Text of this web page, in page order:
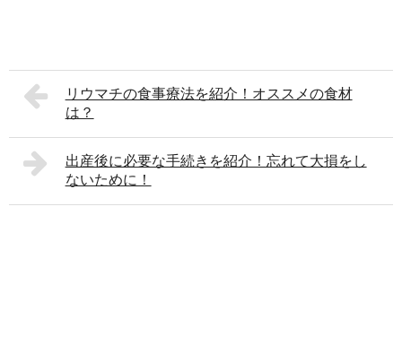
リウマチの食事療法を紹介！オススメの食材
は？
出産後に必要な手続きを紹介！忘れて大損をし
ないために！